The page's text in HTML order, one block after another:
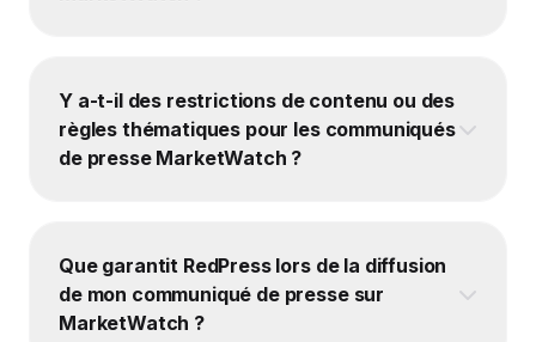
Y a-t-il des restrictions de contenu ou des
règles thématiques pour les communiqués
de presse MarketWatch ?
Que garantit RedPress lors de la diffusion
de mon communiqué de presse sur
MarketWatch ?